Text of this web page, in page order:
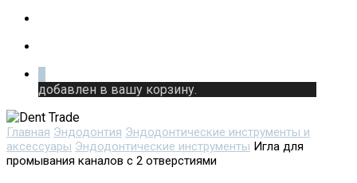
добавлен в вашу корзину.
Главная Эндодонтия Эндодонтические инструменты и
аксессуары Эндодонтические инструменты Игла для
промывания каналов с 2 отверстиями